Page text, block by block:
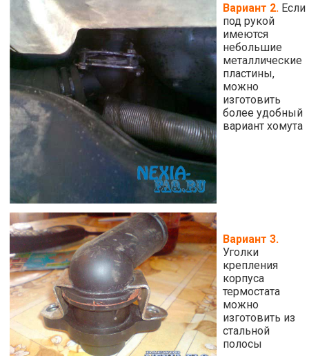
Вариант 2. Если
под рукой
имеются
небольшие
металлические
пластины,
можно
изготовить
более удобный
вариант хомута
Вариант 3.
Уголки
крепления
корпуса
термостата
можно
изготовить из
стальной
полосы